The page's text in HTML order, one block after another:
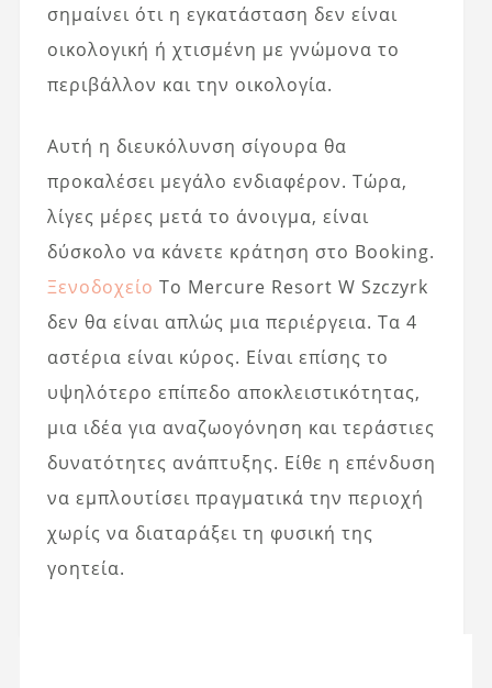
σημαίνει ότι η εγκατάσταση δεν είναι
οικολογική ή χτισμένη με γνώμονα το
περιβάλλον και την οικολογία.
Αυτή η διευκόλυνση σίγουρα θα
προκαλέσει μεγάλο ενδιαφέρον. Τώρα,
λίγες μέρες μετά το άνοιγμα, είναι
δύσκολο να κάνετε κράτηση στο Booking.
Ξενοδοχείο Το Mercure Resort W Szczyrk
δεν θα είναι απλώς μια περιέργεια. Τα 4
αστέρια είναι κύρος. Είναι επίσης το
υψηλότερο επίπεδο αποκλειστικότητας,
μια ιδέα για αναζωογόνηση και τεράστιες
δυνατότητες ανάπτυξης. Είθε η επένδυση
να εμπλουτίσει πραγματικά την περιοχή
χωρίς να διαταράξει τη φυσική της
γοητεία.